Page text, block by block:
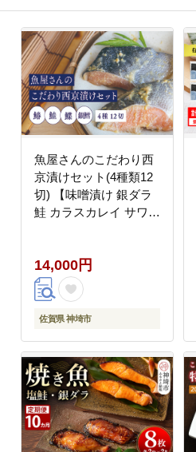
魚屋さんのこだわり西
京漬けセット(4種類12
切) 【味噌漬け 銀ダラ
鮭 カラスカレイ サワラ
14,000円
佐賀県 神埼市